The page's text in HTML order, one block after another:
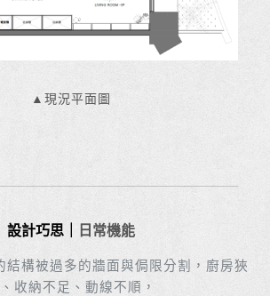
▲現況平面圖
設計巧思｜ 日常機能
結構被過多的牆面與侷限分割，廚房狹
收納不足、動線不順，